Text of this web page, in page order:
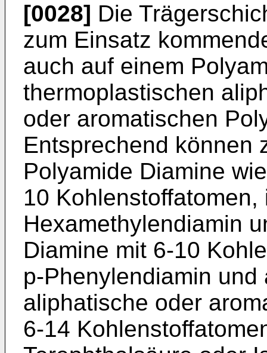
[0028] Die
zum Einsatz
auch auf einem
thermoplastischen
oder aromatischen
Entsprechend können
Polyamide Diamine
10
Hexamethylendiamin
Diamine mit 6-10
p-Phenylendiamin
aliphatische oder
6-14